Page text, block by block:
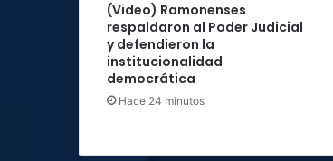
(Video) Ramonenses
respaldaron al Poder Judicial
y defendieron la
institucionalidad
democrática
Hace 24 minutos